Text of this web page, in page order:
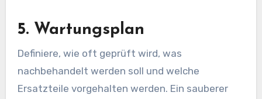
5. Wartungsplan
Definiere, wie oft geprüft wird, was
nachbehandelt werden soll und welche
Ersatzteile vorgehalten werden. Ein sauberer